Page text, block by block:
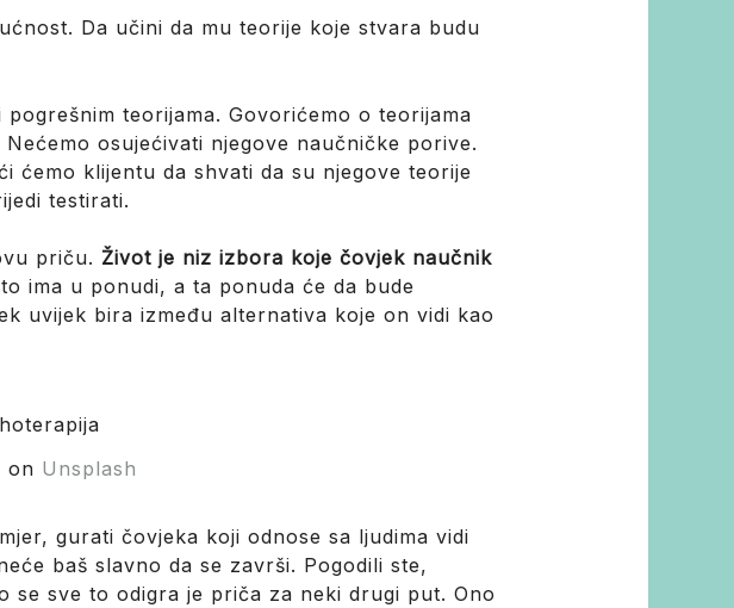
Da učini da mu teorije koje stvara budu
teorijama. Govorićemo o teorijama
osujećivati njegove naučničke porive.
ćemo klijentu da shvati da su njegove teorije
testirati.
priču. Život je niz izbora koje čovjek naučnik
ima u ponudi, a ta ponuda će da bude
uvijek bira između alternativa koje on vidi kao
on Unsplash
gurati čovjeka koji odnose sa ljudima vidi
baš slavno da se završi. Pogodili ste,
se sve to odigra je priča za neki drugi put. Ono